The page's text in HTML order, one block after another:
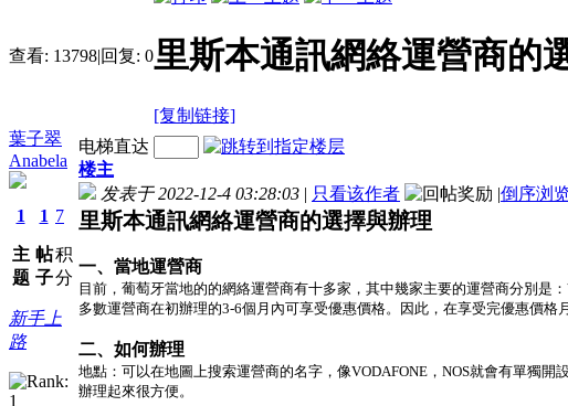
查看: 13798|回复: 0里斯本通訊網絡運營商的
[复制链接]
葉子翠
Anabela
1
主
题
1
帖
子
7
积
分
新手上
路
电梯直达
楼主
发表于 2022-12-4 03:28:03 | 只看该作者 |倒序浏
里斯本通訊網絡運營商的選擇與辦理
一、當地運營商
目前，葡萄牙當地的的網絡運營商有十多家，其中幾家主要的運營商分別是
多數運營商在初辦理的3-6個月內可享受優惠價格。因此，在享受完優惠價格
二、如何辦理
地點：可以在地圖上搜索運營商的名字，像VODAFONE，NOS就會有單獨開
辦理起來很方便。